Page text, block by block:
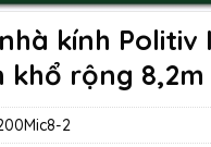
kính Politiv
khổ rộng 8,2m
2